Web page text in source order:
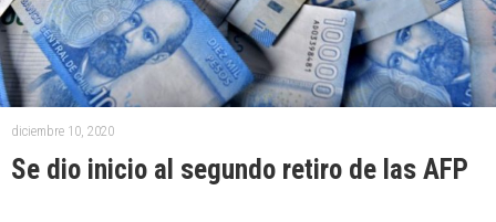
diciembre 10, 2020
Se dio inicio al segundo retiro de las AFP